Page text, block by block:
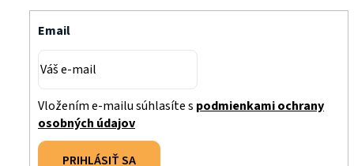
Email
Vložením e-mailu súhlasíte s podmienkami ochrany
osobných údajov
PRIHLÁSIŤ SA